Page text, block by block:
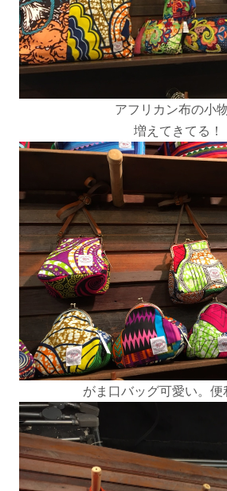
アフリカン布の小
増えてきてる！
がま口バッグ可愛い。便